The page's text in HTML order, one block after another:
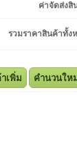
ค่าจัดส่งสิ
รวมราคาสินค้าทั้ง